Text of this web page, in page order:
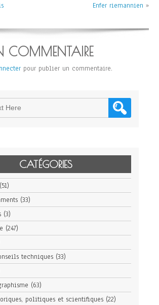
Enfer riemannien »
COMMENTAIRE
pour publier un commentaire.
CATÉGORIES
(51)
(33)
(3)
(247)
techniques (33)
(63)
politiques et scientifiques (22)